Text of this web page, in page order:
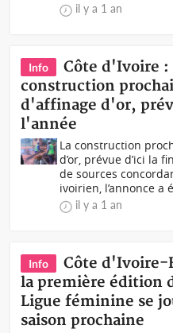
il y a 1 an
Info
Côte d'Ivoire
construction
d'affinage d'or,
l'année
La construction
d’or, prévue d’ici la
de sources
ivoirien, l’annonce
il y a 1 an
Info
Côte d'Ivoire-
la première édition
Ligue féminine se
saison prochaine